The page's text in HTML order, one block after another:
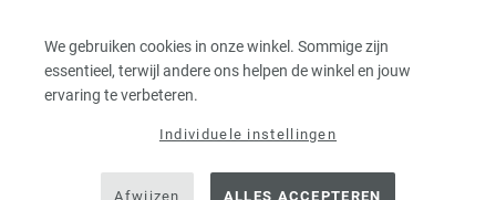
We gebruiken cookies in onze winkel. Sommige zijn
essentieel, terwijl andere ons helpen de winkel en jouw
ervaring te verbeteren.
Individuele instellingen
Afwijzen ALLES ACCEPTEREN